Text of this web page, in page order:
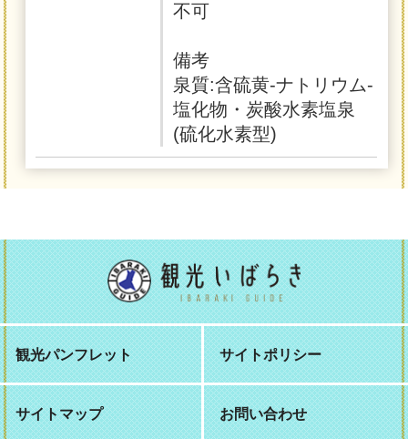
不可
備考
泉質:含硫黄-ナトリウム-
塩化物・炭酸水素塩泉
(硫化水素型)
観光パンフレット サイトポリシー
サイトマップ お問い合わせ